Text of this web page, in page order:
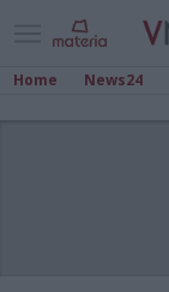
Home News24